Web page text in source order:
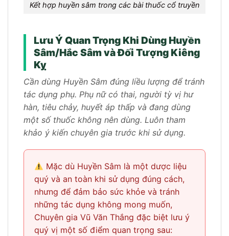
Kết hợp huyền sâm trong các bài thuốc cổ truyền
Lưu Ý Quan Trọng Khi Dùng Huyền
Sâm/Hắc Sâm và Đối Tượng Kiêng
Kỵ
Cần dùng Huyền Sâm đúng liều lượng để tránh
tác dụng phụ. Phụ nữ có thai, người tỳ vị hư
hàn, tiêu chảy, huyết áp thấp và đang dùng
một số thuốc không nên dùng. Luôn tham
khảo ý kiến chuyên gia trước khi sử dụng.
Mặc dù Huyền Sâm là một dược liệu
quý và an toàn khi sử dụng đúng cách,
nhưng để đảm bảo sức khỏe và tránh
những tác dụng không mong muốn,
Chuyên gia Vũ Văn Thắng đặc biệt lưu ý
quý vị một số điểm quan trọng sau: